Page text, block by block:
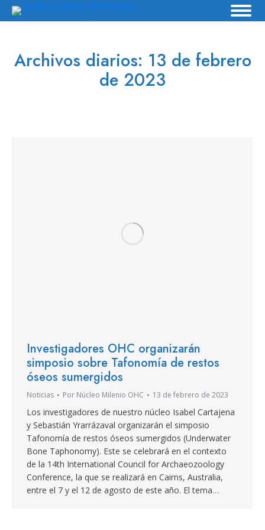
Archivos diarios: 13 de febrero
de 2023
Investigadores OHC organizarán
simposio sobre Tafonomía de restos
óseos sumergidos
Noticias Por Núcleo Milenio OHC 13 de febrero de 2023
Los investigadores de nuestro núcleo Isabel Cartajena
y Sebastián Yrarrázaval organizarán el simposio
Tafonomía de restos óseos sumergidos (Underwater
Bone Taphonomy). Este se celebrará en el contexto
de la 14th International Council for Archaeozoology
Conference, la que se realizará en Cairns, Australia,
entre el 7 y el 12 de agosto de este año. El tema…